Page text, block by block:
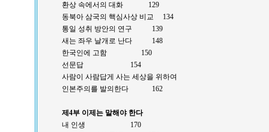
환상 속에서의 대화 129
동북아 삼국의 핵심사상 비교 134
통일 성취 방안의 연구 139
새는 좌우 날개로 난다 148
한국인에 고함 150
선문답 154
사람이 사람답게 사는 세상을 위하여
인본주의를 발의한다 162
제4부 이제는 말해야 한다
내 인생 170